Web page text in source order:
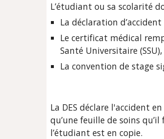
L’étudiant ou sa scolarité
La déclaration
Le certificat médical
Santé Universitaire
La convention de stage
La DES déclare l'accident
qu’une feuille de soins
l’étudiant est en copie.